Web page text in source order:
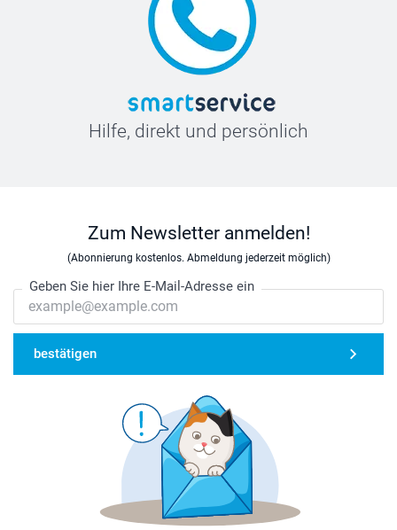
Hilfe, direkt und persönlich
Zum Newsletter anmelden!
(Abonnierung kostenlos. Abmeldung jederzeit möglich)
Geben Sie hier Ihre E-Mail-Adresse ein
bestätigen